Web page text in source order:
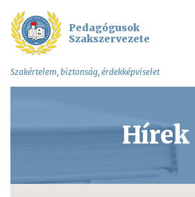
Pedagógusok
Szakszervezete
Szakértelem, biztonság, érdekképviselet
Hírek